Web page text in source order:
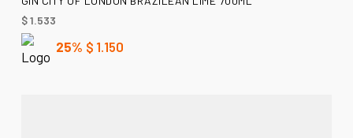
$1.533
25% $ 1.150